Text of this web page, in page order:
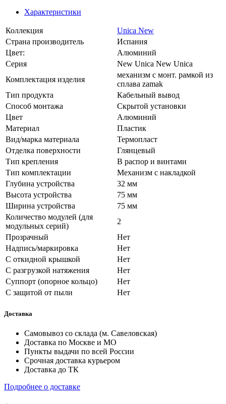
Характеристики
Коллекция
Unica New
Страна производитель
Испания
Цвет:
Алюминий
Серия
New Unica New Unica
Комплектация изделия
механизм с монт. рамкой из
сплава zamak
Тип продукта
Кабельный вывод
Способ монтажа
Скрытой установки
Цвет
Алюминий
Материал
Пластик
Вид/марка материала
Термопласт
Отделка поверхности
Глянцевый
Тип крепления
В распор и винтами
Тип комплектации
Механизм с накладкой
Глубина устройства
32 мм
Высота устройства
75 мм
Ширина устройства
75 мм
Количество модулей (для
модульных серий)
2
Прозрачный
Нет
Надпись/маркировка
Нет
С откидной крышкой
Нет
С разгрузкой натяжения
Нет
Суппорт (опорное кольцо)
Нет
С защитой от пыли
Нет
Доставка
Самовывоз со склада (м. Савеловская)
Доставка по Москве и МО
Пункты выдачи по всей России
Срочная доставка курьером
Доставка до ТК
Подробнее о доставке